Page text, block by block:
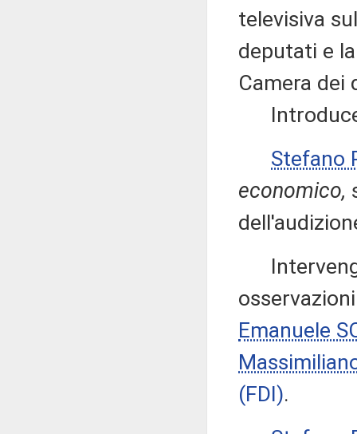
televisiva
deputati e
Camera dei
Introduce
Stefano
economico,
Emanuele
(FDI).